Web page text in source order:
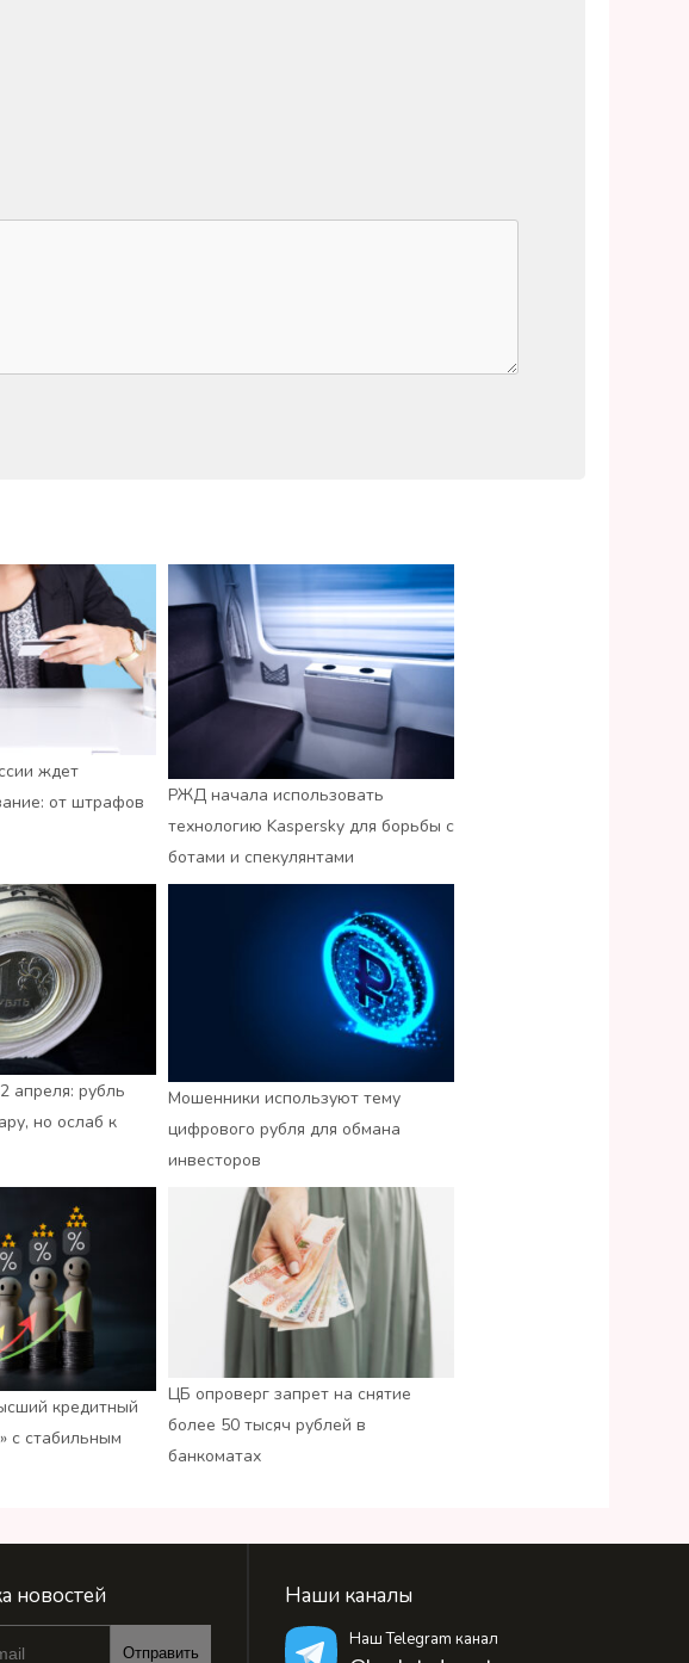
ждет
от штрафов
РЖД начала использовать
технологию Kaspersky для борьбы с
ботами и спекулянтами
апреля: рубль
но ослаб к
Мошенники используют тему
цифрового рубля для обмана
инвесторов
кредитный
с стабильным
ЦБ опроверг запрет на снятие
более 50 тысяч рублей в
банкоматах
новостей
Отправить
Наши каналы
Наш Telegram канал